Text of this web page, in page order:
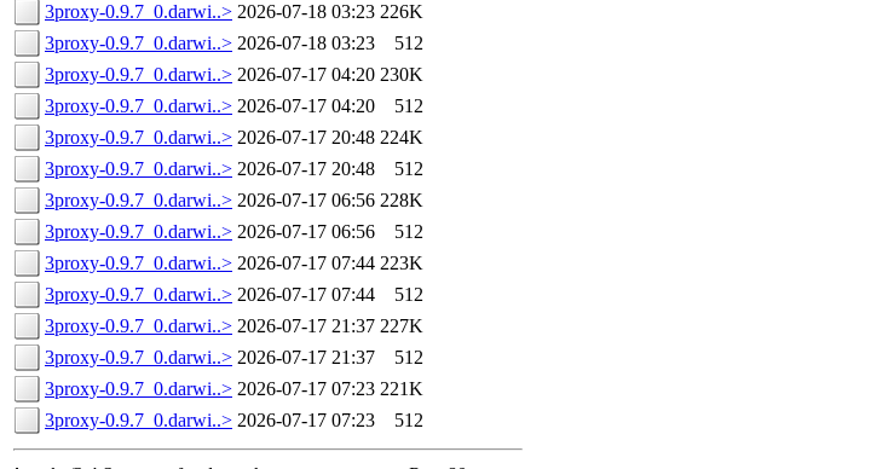
3proxy-0.9.7_0.darwi..> 2026-07-18 03:23 226K
3proxy-0.9.7_0.darwi..> 2026-07-18 03:23
512
3proxy-0.9.7_0.darwi..> 2026-07-17 04:20 230K
3proxy-0.9.7_0.darwi..> 2026-07-17 04:20
512
3proxy-0.9.7_0.darwi..> 2026-07-17 20:48 224K
3proxy-0.9.7_0.darwi..> 2026-07-17 20:48
512
3proxy-0.9.7_0.darwi..> 2026-07-17 06:56 228K
3proxy-0.9.7_0.darwi..> 2026-07-17 06:56
512
3proxy-0.9.7_0.darwi..> 2026-07-17 07:44 223K
3proxy-0.9.7_0.darwi..> 2026-07-17 07:44
512
3proxy-0.9.7_0.darwi..> 2026-07-17 21:37 227K
3proxy-0.9.7_0.darwi..> 2026-07-17 21:37
512
3proxy-0.9.7_0.darwi..> 2026-07-17 07:23 221K
3proxy-0.9.7_0.darwi..> 2026-07-17 07:23 512